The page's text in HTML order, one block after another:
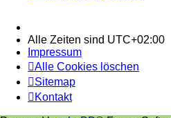
Alle Zeiten sind UTC+02:00
Impressum
Alle Cookies löschen
Sitemap
Kontakt